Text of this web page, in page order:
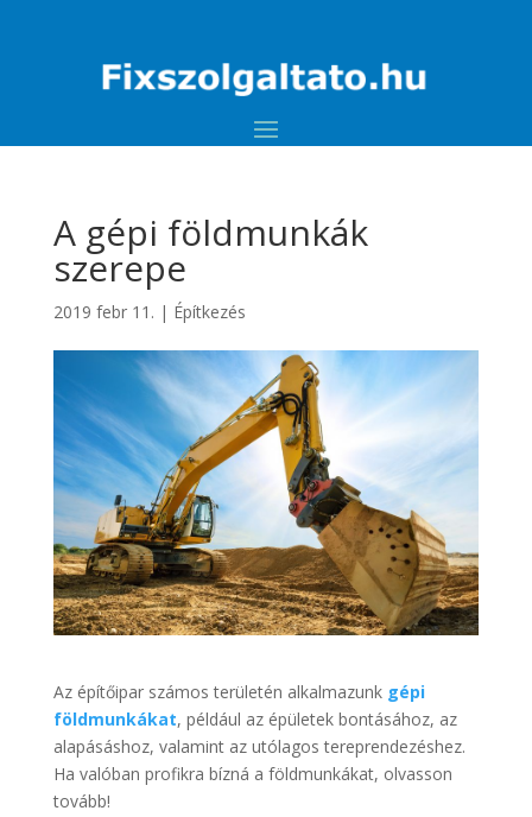
A gépi földmunkák
szerepe
2019 febr 11. | Építkezés
Az építőipar számos területén alkalmazunk gépi
földmunkákat, például az épületek bontásához, az
alapásáshoz, valamint az utólagos tereprendezéshez.
Ha valóban profikra bízná a földmunkákat, olvasson
tovább!